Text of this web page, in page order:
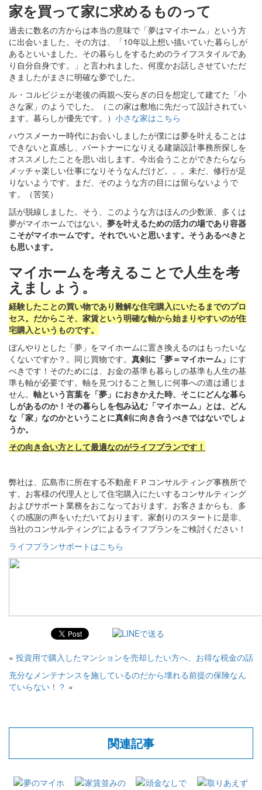
家を買って家に求めるものって
過去に数名の方からは本当の意味で「夢はマイホーム」という方
に出会いました。その方は、「10年以上想い描いていた暮らしが
あるといいました。その暮らしをするためのライフスタイルであ
り自分自身です。」と言われました。何度かお話しさせていただ
きましたがまさに明確な夢でした。
ル・コルビジェが老後の両親へ安らぎの日を想定して建てた「小
さな家」のようでした。（この家は敷地に先だって設計されてい
ます。暮らしが優先です。） 小さな家はこちら
ハウスメーカー時代にお会いしましたが僕には夢を叶えることは
できないと直感し、パートナーになりえる建築設計事務所探しを
オススメしたことを思い出します。今出会うことができたらなら
メッチャ楽しい仕事になりそうなんだけど。。。未だ、修行が足
りないようです。まだ、そのような方の目には留らないようで
す。（苦笑）
話が脱線しました。そう、このような方はほんの少数派、多くは
夢がマイホームではない。 夢を叶えるための活力の場であり容器
こそがマイホームです。それでいいと思います。そうあるべきと
も思います。
マイホームを考えることで人生を考
えましょう。
経験したことの買い物であり難解な住宅購入にいたるまでのプロ
セス。だからこそ、家賃という明確な軸から始まりやすいのが住
宅購入というものです。
ぼんやりとした「夢」をマイホームに置き換えるのはもったいな
くないですか？。同じ買物です。 真剣に「夢＝マイホーム」 にす
べきです！そのためには、お金の基準も暮らしの基準も人生の基
準も軸が必要です。軸を見つけること無しに何事への道は通じま
せん。 軸という言葉を「夢」におきかえた時、そこにどんな暮ら
しがあるのか！その暮らしを包み込む「マイホーム」とは、どん
な「家」なのかということに真剣に向き合うべきではないでしょ
うか。
その向き合い方として最適なのがライフプランです！
弊社は、広島市に所在する不動産ＦＰコンサルティング事務所で
す。お客様の代理人として住宅購入にたいするコンサルティング
およびサポート業務をおこなっております。お客さまからも、多
くの感謝の声をいただいております。家創りのスタートに是非、
当社のコンサルティングによるライフプランをご検討ください！
ライフプランサポートはこちら
« 投資用で購入したマンションを売却したい方へ、お得な税金の話
充分なメンテナンスを施しているのだから壊れる前提の保険なん
ていらない！？ »
関連記事